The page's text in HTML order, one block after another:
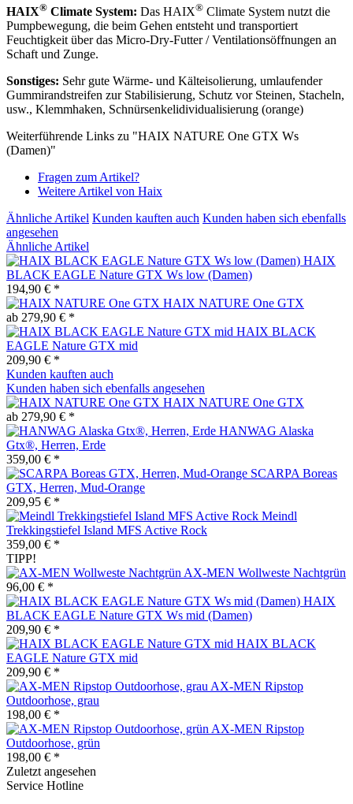
HAIX® Climate System: Das HAIX® Climate System nutzt die
Pumpbewegung, die beim Gehen entsteht und transportiert
Feuchtigkeit über das Micro-Dry-Futter / Ventilationsöffnungen an
Schaft und Zunge.
Sonstiges: Sehr gute Wärme- und Kälteisolierung, umlaufender
Gummirandstreifen zur Stabilisierung, Schutz vor Steinen, Stacheln,
usw., Klemmhaken, Schnürsenkelidividualisierung (orange)
Weiterführende Links zu "HAIX NATURE One GTX Ws
(Damen)"
Fragen zum Artikel?
Weitere Artikel von Haix
Ähnliche Artikel Kunden kauften auch Kunden haben sich ebenfalls
angesehen
Ähnliche Artikel
HAIX
BLACK EAGLE Nature GTX Ws low (Damen)
194,90 € *
HAIX NATURE One GTX
ab 279,90 € *
HAIX BLACK
EAGLE Nature GTX mid
209,90 € *
Kunden kauften auch
Kunden haben sich ebenfalls angesehen
HAIX NATURE One GTX
ab 279,90 € *
HANWAG Alaska
Gtx®, Herren, Erde
359,00 € *
SCARPA Boreas
GTX, Herren, Mud-Orange
209,95 € *
Meindl
Trekkingstiefel Island MFS Active Rock
359,00 € *
TIPP!
AX-MEN Wollweste Nachtgrün
96,00 € *
HAIX
BLACK EAGLE Nature GTX Ws mid (Damen)
209,90 € *
HAIX BLACK
EAGLE Nature GTX mid
209,90 € *
AX-MEN Ripstop
Outdoorhose, grau
198,00 € *
AX-MEN Ripstop
Outdoorhose, grün
198,00 € *
Zuletzt angesehen
Service Hotline